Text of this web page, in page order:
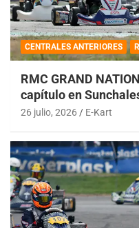
CENTRALES ANTERIORES
RMC GRAND
capítulo en
26 julio, 2026 E-Kart